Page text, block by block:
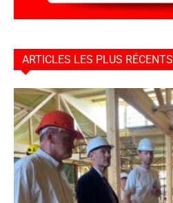
ARTICLES LES PLUS RÉCENTS